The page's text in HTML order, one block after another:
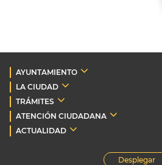
AYUNTAMIENTO
LA CIUDAD
TRÁMITES
ATENCIÓN CIUDADANA
ACTUALIDAD
Desplegar